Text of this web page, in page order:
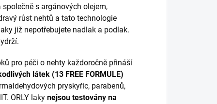
s argánových olejem,
růst nehtů a tato technologie
již nepotřebujete nadlak a podlak.
pro péči o nehty každoročně přináší
látek (13 FREE FORMULE)
pryskyřic, parabenů,
ORLY laky nejsou testovány na